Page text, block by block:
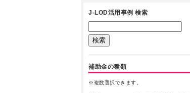
J-LOD活用事例 検索
補助金の種類
※複数選択できます。